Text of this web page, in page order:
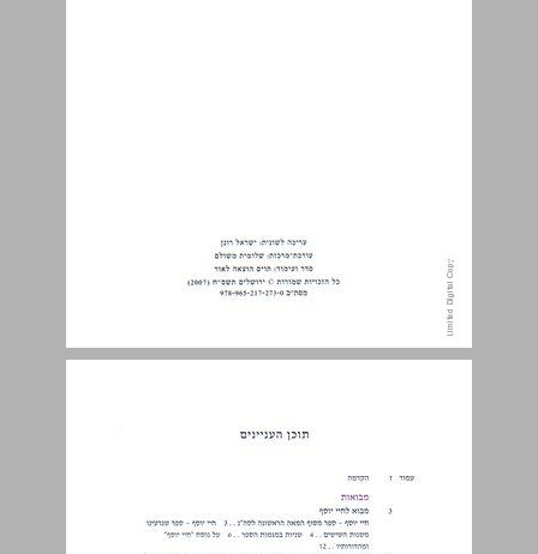
שניות במגמות הספר ... 6